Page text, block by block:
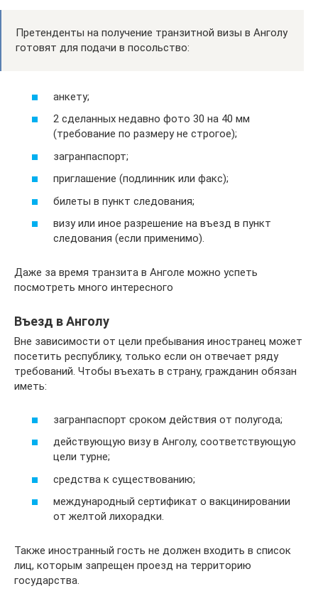
Претенденты на получение транзитной визы в Анголу
готовят для подачи в посольство:
анкету;
2 сделанных недавно фото 30 на 40 мм
(требование по размеру не строгое);
загранпаспорт;
приглашение (подлинник или факс);
билеты в пункт следования;
визу или иное разрешение на въезд в пункт
следования (если применимо).
Даже за время транзита в Анголе можно успеть
посмотреть много интересного
Въезд в Анголу
Вне зависимости от цели пребывания иностранец может
посетить республику, только если он отвечает ряду
требований. Чтобы въехать в страну, гражданин обязан
иметь:
загранпаспорт сроком действия от полугода;
действующую визу в Анголу, соответствующую
цели турне;
средства к существованию;
международный сертификат о вакцинировании
от желтой лихорадки.
Также иностранный гость не должен входить в список
лиц, которым запрещен проезд на территорию
государства.